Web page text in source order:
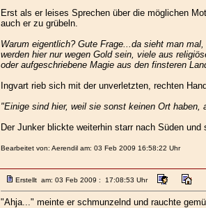
Erst als er leises Sprechen über die möglichen
auch er zu grübeln.
Warum eigentlich? Gute Frage...da sieht man
werden hier nur wegen Gold sein, viele aus
oder aufgeschriebene Magie aus den finsteren
Ingvart rieb sich mit der unverletzten, rechten
"Einige sind hier, weil sie sonst keinen Ort haben,
Der Junker blickte weiterhin starr nach Süden
Bearbeitet von: Aerendil am: 03 Feb 2009 16:58:22 Uhr
Erstellt am: 03 Feb 2009 : 17:08:53 Uhr
"Ahja..." meinte er schmunzelnd und rauchte